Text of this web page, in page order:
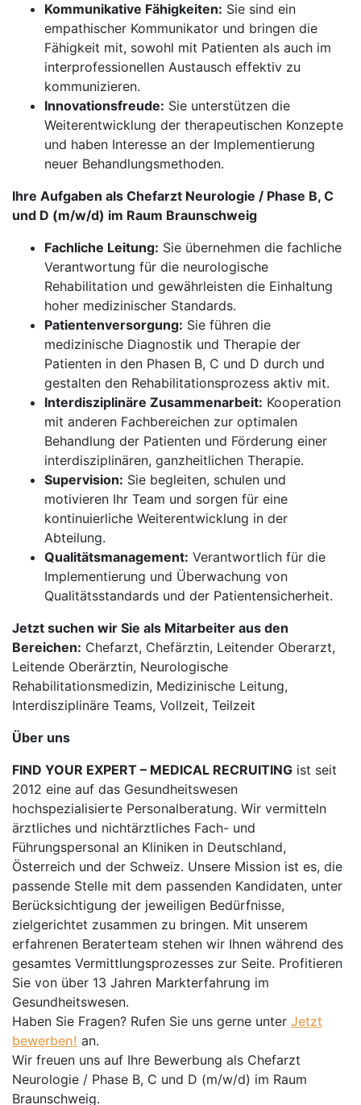
Kommunikative Fähigkeiten: Sie sind ein
empathischer Kommunikator und bringen die
Fähigkeit mit, sowohl mit Patienten als auch im
interprofessionellen Austausch effektiv zu
kommunizieren.
Innovationsfreude: Sie unterstützen die
Weiterentwicklung der therapeutischen Konzepte
und haben Interesse an der Implementierung
neuer Behandlungsmethoden.
Ihre Aufgaben als Chefarzt Neurologie / Phase B, C
und D (m/w/d) im Raum Braunschweig
Fachliche Leitung: Sie übernehmen die fachliche
Verantwortung für die neurologische
Rehabilitation und gewährleisten die Einhaltung
hoher medizinischer Standards.
Patientenversorgung: Sie führen die
medizinische Diagnostik und Therapie der
Patienten in den Phasen B, C und D durch und
gestalten den Rehabilitationsprozess aktiv mit.
Interdisziplinäre Zusammenarbeit: Kooperation
mit anderen Fachbereichen zur optimalen
Behandlung der Patienten und Förderung einer
interdisziplinären, ganzheitlichen Therapie.
Supervision: Sie begleiten, schulen und
motivieren Ihr Team und sorgen für eine
kontinuierliche Weiterentwicklung in der
Abteilung.
Qualitätsmanagement: Verantwortlich für die
Implementierung und Überwachung von
Qualitätsstandards und der Patientensicherheit.
Jetzt suchen wir Sie als Mitarbeiter aus den
Bereichen: Chefarzt, Chefärztin, Leitender Oberarzt,
Leitende Oberärztin, Neurologische
Rehabilitationsmedizin, Medizinische Leitung,
Interdisziplinäre Teams, Vollzeit, Teilzeit
Über uns
FIND YOUR EXPERT – MEDICAL RECRUITING ist seit
2012 eine auf das Gesundheitswesen
hochspezialisierte Personalberatung. Wir vermitteln
ärztliches und nichtärztliches Fach- und
Führungspersonal an Kliniken in Deutschland,
Österreich und der Schweiz. Unsere Mission ist es, die
passende Stelle mit dem passenden Kandidaten, unter
Berücksichtigung der jeweiligen Bedürfnisse,
zielgerichtet zusammen zu bringen. Mit unserem
erfahrenen Beraterteam stehen wir Ihnen während des
gesamtes Vermittlungsprozesses zur Seite. Profitieren
Sie von über 13 Jahren Markterfahrung im
Gesundheitswesen.
Haben Sie Fragen? Rufen Sie uns gerne unter Jetzt
bewerben! an.
Wir freuen uns auf Ihre Bewerbung als Chefarzt
Neurologie / Phase B, C und D (m/w/d) im Raum
Braunschweig.